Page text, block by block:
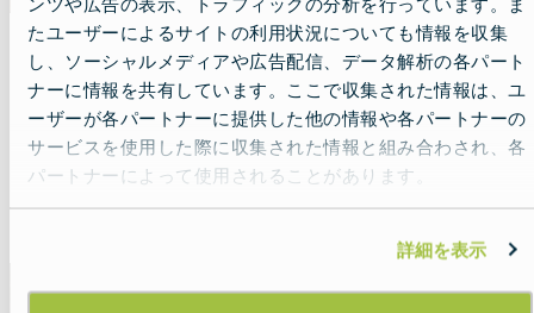
たユーザーによるサイトの利用状況についても情報を収集
し、ソーシャルメディアや広告配信、データ解析の各パート
ナーに情報を共有しています。ここで収集された情報は、ユ
ーザーが各パートナーに提供した他の情報や各パートナーの
サービスを使用した際に収集された情報と組み合わされ、各
パートナーによって使用されることがあります。
詳細を表示
自分のペースで巡るポルトガル
Lead
2026年の旅のすべての瞬間を味わいましょ
う。
Read more about:自分のペースで巡るポルトガル